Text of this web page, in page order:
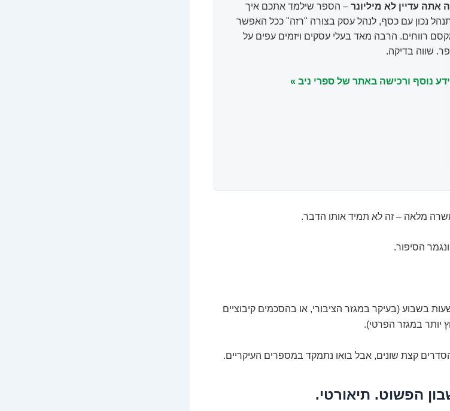
אתה עדיין לא מיליונר – הספר שילמד אתכם איך
נכון עם כסף, לנהל עסק בצורה "רזה" ככל האפשר
רווחים. הרבה מאד בעלי עסקים ויזמים עפים על
שווה בדיקה.
נוסף ורכישה באתר של ספרי ניב »
מלאה – זה לא תמיד אותו הדבר.
מלאות יכולות לנוע בין 37.5 שעות בשבוע (בעיקר במגזר הציבורי, או בהסכמים קיבוציים
קצת שונים, אבל בואו נתמקד במספרים העיקריים.
הפשוט. תיאורטי.